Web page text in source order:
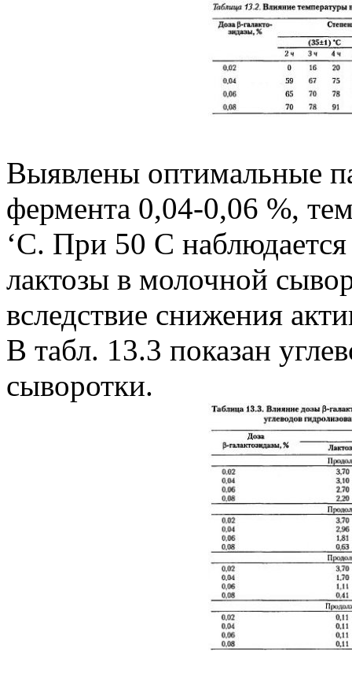
Выявлены оптимальные
фермента 0,04-0,06 %,
‘С. При 50 C наблюдается
лактозы в молочной
вследствие снижения
В табл. 13.3 показан
сыворотки.